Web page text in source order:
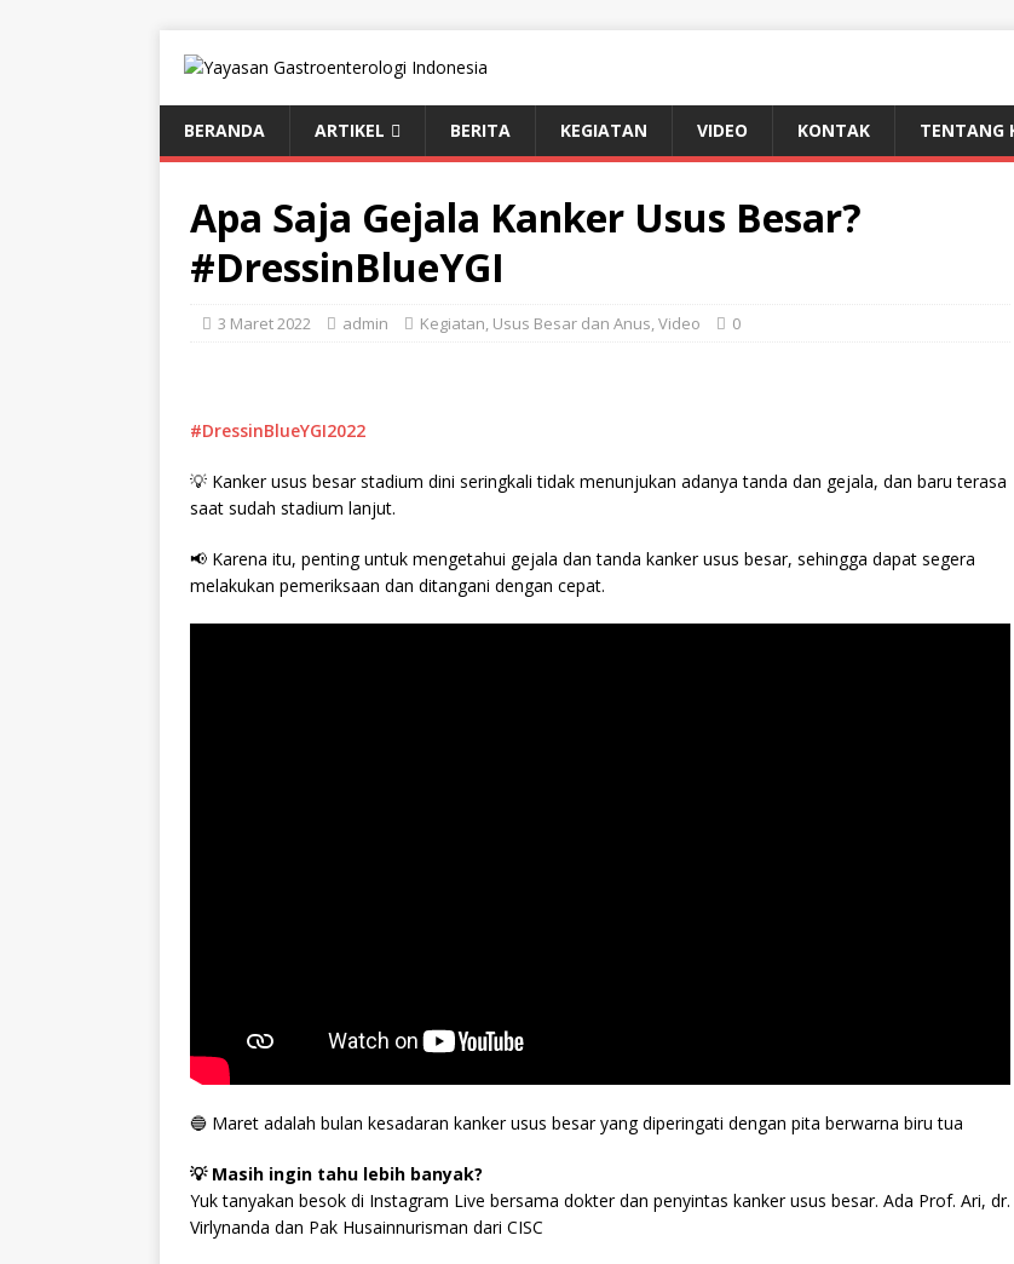
BERANDA ARTIKEL BERITA KEGIATAN VIDEO KONTAK TENTANG
Apa Saja Gejala Kanker Usus Besar?
#DressinBlueYGI
3 Maret 2022 admin Kegiatan, Usus Besar dan Anus,Video 0
#DressinBlueYGI2022
💡 Kanker usus besar stadium dini seringkali tidak menunjukan adanya tanda dan gejala, dan baru terasa
saat sudah stadium lanjut.
📢 Karena itu, penting untuk mengetahui gejala dan tanda kanker usus besar, sehingga dapat segera
melakukan pemeriksaan dan ditangani dengan cepat.
🔵 Maret adalah bulan kesadaran kanker usus besar yang diperingati dengan pita berwarna biru tua
💡 Masih ingin tahu lebih banyak?
Yuk tanyakan besok di Instagram Live bersama dokter dan penyintas kanker usus besar. Ada Prof. Ari, dr.
Virlynanda dan Pak Husainnurisman dari CISC